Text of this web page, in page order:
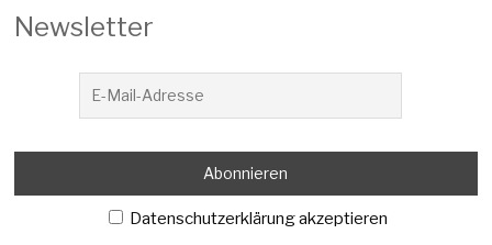
Newsletter
Datenschutzerklärung akzeptieren